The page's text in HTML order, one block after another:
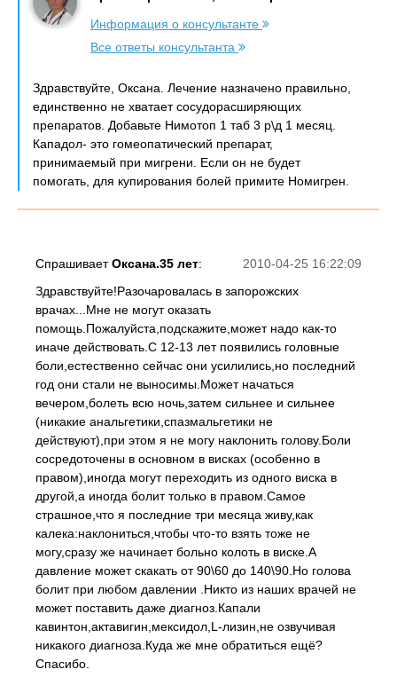
Информация о консультанте
Все ответы консультанта
Здравствуйте, Оксана. Лечение назначено правильно,
единственно не хватает сосудорасширяющих
препаратов. Добавьте Нимотоп 1 таб 3 р\д 1 месяц.
Кападол- это гомеопатический препарат,
принимаемый при мигрени. Если он не будет
помогать, для купирования болей примите Номигрен.
2010-04-25 16:22:09
СпрашиваетОксана.35 лет:
Здравствуйте!Разочаровалась в запорожских
врачах...Мне не могут оказать
помощь.Пожалуйста,подскажите,может надо как-то
иначе действовать.С 12-13 лет появились головные
боли,естественно сейчас они усилились,но последний
год они стали не выносимы.Может начаться
вечером,болеть всю ночь,затем сильнее и сильнее
(никакие анальгетики,спазмальгетики не
действуют),при этом я не могу наклонить голову.Боли
сосредоточены в основном в висках (особенно в
правом),иногда могут переходить из одного виска в
другой,а иногда болит только в правом.Самое
страшное,что я последние три месяца живу,как
калека:наклониться,чтобы что-то взять тоже не
могу,сразу же начинает больно колоть в виске.А
давление может скакать от 90\60 до 140\90.Но голова
болит при любом давлении .Никто из наших врачей не
может поставить даже диагноз.Капали
кавинтон,актавигин,мексидол,L-лизин,не озвучивая
никакого диагноза.Куда же мне обратиться ещё?
Спасибо.